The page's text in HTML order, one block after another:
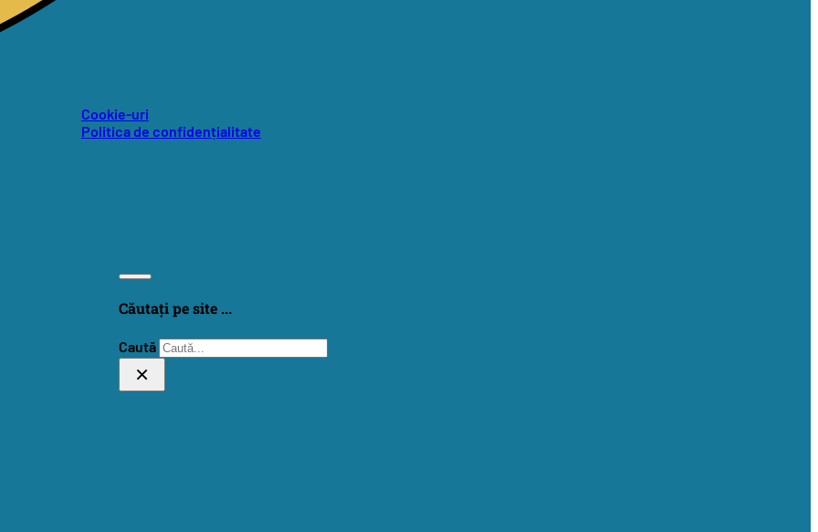
Căutați pe site ...
Caută
×
Cookie-uri
Politica de confidențialitate